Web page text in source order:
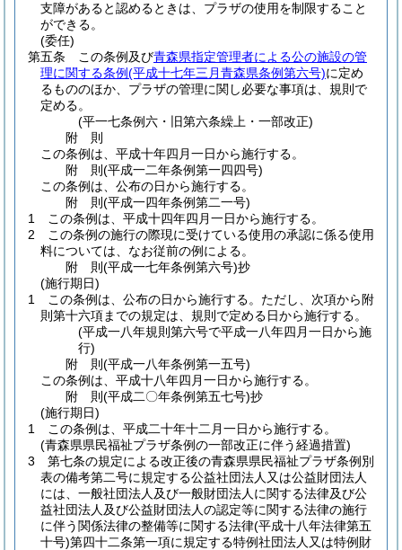
支障があると認めるときは、プラザの使用を制限すること
ができる。
(委任)
第五条
この条例及び青森県指定管理者による公の施設の管
理に関する条例(平成十七年三月青森県条例第六号)に定め
るもののほか、プラザの管理に関し必要な事項は、規則で
定める。
(平一七条例六・旧第六条繰上・一部改正)
附 則
この条例は、平成十年四月一日から施行する。
附 則(平成一二年条例第一四四号)
この条例は、公布の日から施行する。
附 則(平成一四年条例第二一号)
1
この条例は、平成十四年四月一日から施行する。
2
この条例の施行の際現に受けている使用の承認に係る使用
料については、なお従前の例による。
附 則(平成一七年条例第六号)抄
(施行期日)
1
この条例は、公布の日から施行する。 ただし、次項から附
則第十六項までの規定は、規則で定める日から施行する。
(平成一八年規則第六号で平成一八年四月一日から施
行)
附 則(平成一八年条例第一五号)
この条例は、平成十八年四月一日から施行する。
附 則(平成二〇年条例第五七号)抄
(施行期日)
1
この条例は、平成二十年十二月一日から施行する。
(青森県県民福祉プラザ条例の一部改正に伴う経過措置)
3
第七条の規定による改正後の青森県県民福祉プラザ条例別
表の備考第二号に規定する公益社団法人又は公益財団法人
には、一般社団法人及び一般財団法人に関する法律及び公
益社団法人及び公益財団法人の認定等に関する法律の施行
に伴う関係法律の整備等に関する法律(平成十八年法律第五
十号)第四十二条第一項に規定する特例社団法人又は特例財